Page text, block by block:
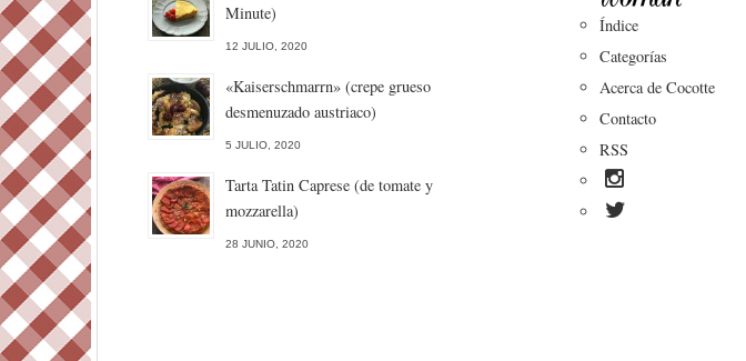
Minute)
12 JULIO, 2020
«Kaiserschmarrn» (crepe grueso
desmenuzado austriaco)
5 JULIO, 2020
Tarta Tatin Caprese (de tomate y
mozzarella)
28 JUNIO, 2020
Índice
Categorías
Acerca de Cocotte
Contacto
RSS